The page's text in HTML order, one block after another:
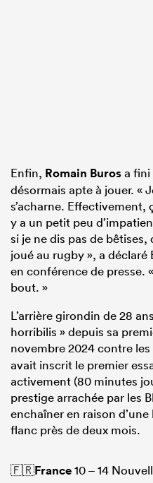
Enfin, Romain Burosa fini
désormais apte à jouer. «
s’acharne.
y a un petit peu
si je ne dis pas de bêtises,
joué au rugby », a
en conférence de presse.
bout. »
L’arrière girondin de 28
horribilis » depuis sa
novembre 2024 contre les
avait inscrit le premier
activement (80 minutes
prestige arrachée par les
enchaîner en raison
flanc près de deux mois.
🇫🇷France10 – 14